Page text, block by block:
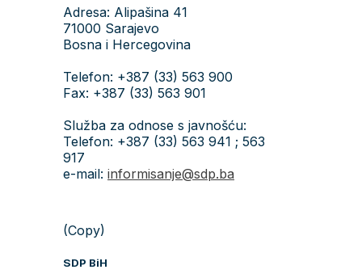
Adresa: Alipašina 41
71000 Sarajevo
Bosna i Hercegovina
Telefon: +387 (33) 563 900
Fax: +387 (33) 563 901
Služba za odnose s javnošću:
Telefon: +387 (33) 563 941 ; 563
917
e-mail: informisanje@sdp.ba
(Copy)
SDP BiH